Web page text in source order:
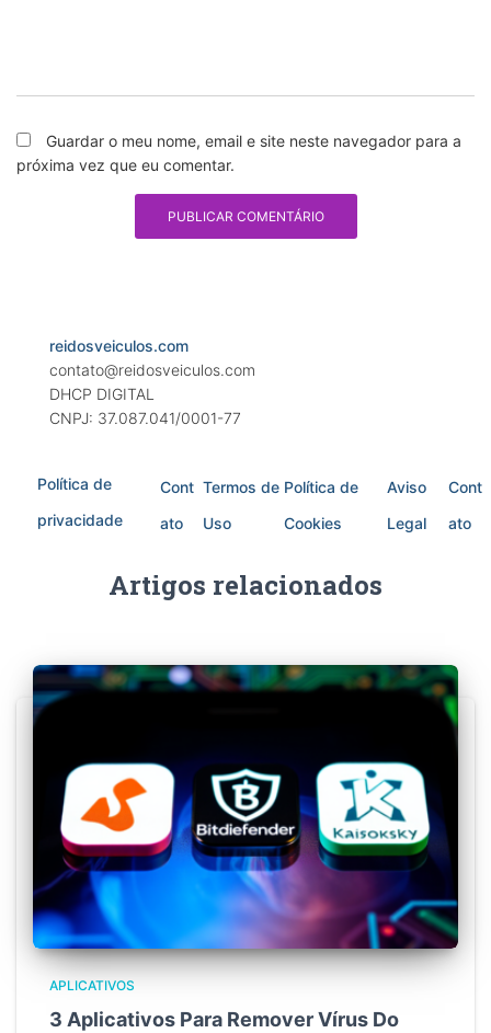
Guardar o meu nome, email e site neste navegador para a
próxima vez que eu comentar.
reidosveiculos.com
contato@reidosveiculos.com
DHCP DIGITAL
CNPJ: 37.087.041/0001-77
Política de
privacidade
Cont
ato
Termos de
Uso
Política de
Cookies
Aviso
Legal
Cont
ato
Artigos relacionados
APLICATIVOS
3 Aplicativos Para Remover Vírus Do